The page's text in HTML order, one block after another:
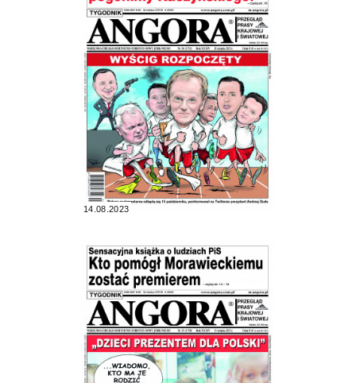
14.08.2023